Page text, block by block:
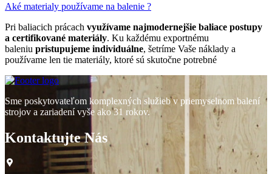
Aké materialy používame na balenie ?
Pri baliacich prácach využívame najmodernejšie baliace postupy
a certifikované materiály. Ku každému exportnému
baleniu pristupujeme individuálne, šetríme Vaše náklady a
používame len tie materiály, ktoré sú skutočne potrebné
Sme poskytovateľom komplexných služieb v priemyselnom balení
strojov a zariadení vyše ako 31 rokov.
Kontaktujte Nás